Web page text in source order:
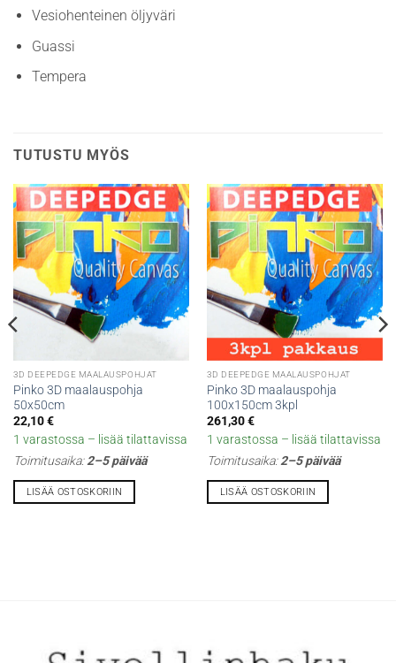
Vesiohenteinen öljyväri
Guassi
Tempera
TUTUSTU MYÖS
3D DEEPEDGE MAALAUSPOHJAT
Pinko 3D maalauspohja
50x50cm
22,10€
1 varastossa – lisää tilattavissa
Toimitusaika:2–5 päivää
LISÄÄ OSTOSKORIIN
3D DEEPEDGE MAALAUSPOHJAT
Pinko 3D maalauspohja
100x150cm 3kpl
261,30€
1 varastossa – lisää tilattavissa
Toimitusaika:2–5 päivää
LISÄÄ OSTOSKORIIN